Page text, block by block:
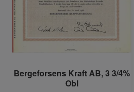
Bergeforsens Kraft AB, 3 3/4%
Obl